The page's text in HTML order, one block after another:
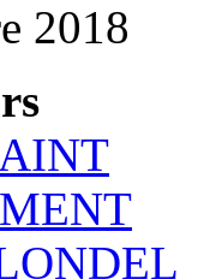
2018